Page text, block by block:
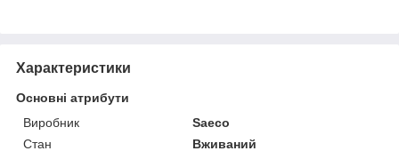
Характеристики
Основні атрибути
Виробник
Saeco
Стан
Вживаний